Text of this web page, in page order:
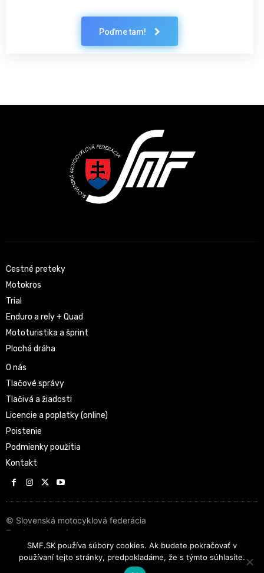
Poďme tam!
Cestné preteky
Motokros
Trial
Enduro a rely + Quad
Mototuristika a šprint
Plochá dráha
O nás
Tlačové správy
Tlačivá a žiadosti
Licencie a poplatky (online)
Poistenie
Podmienky použitia
Kontakt
© Slovenská motocyklová federácia
Tvorba web stránok
SMF.SK používa súbory cookies. Ak budete pokračovať v
používaní tejto stránky, predpokladáme, že s týmto súhlasíte.